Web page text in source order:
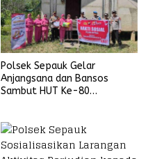
Polsek Sepauk Gelar
Anjangsana dan Bansos
Sambut HUT Ke-80